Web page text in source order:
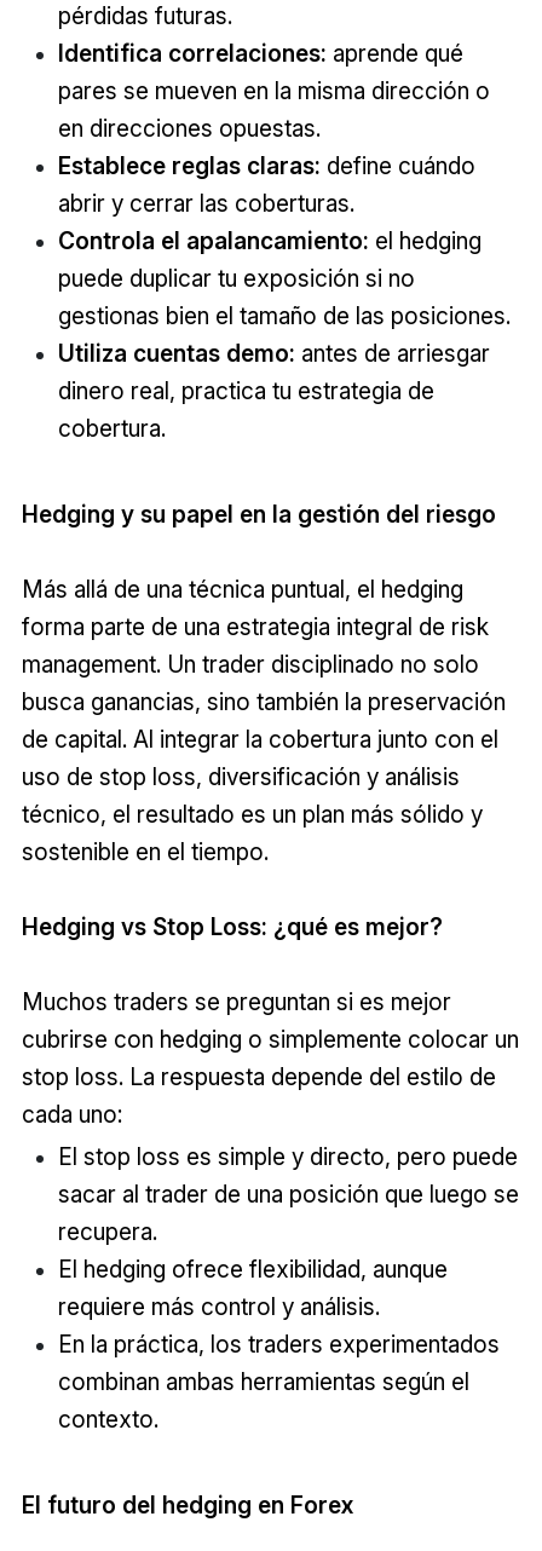
pérdidas futuras.
Identifica correlaciones: aprende qué
pares se mueven en la misma dirección o
en direcciones opuestas.
Establece reglas claras: define cuándo
abrir y cerrar las coberturas.
Controla el apalancamiento: el hedging
puede duplicar tu exposición si no
gestionas bien el tamaño de las posiciones.
Utiliza cuentas demo: antes de arriesgar
dinero real, practica tu estrategia de
cobertura.
Hedging y su papel en la gestión del riesgo
Más allá de una técnica puntual, el hedging
forma parte de una estrategia integral de risk
management. Un trader disciplinado no solo
busca ganancias, sino también la preservación
de capital. Al integrar la cobertura junto con el
uso de stop loss, diversificación y análisis
técnico, el resultado es un plan más sólido y
sostenible en el tiempo.
Hedging vs Stop Loss: ¿qué es mejor?
Muchos traders se preguntan si es mejor
cubrirse con hedging o simplemente colocar un
stop loss. La respuesta depende del estilo de
cada uno:
El stop loss es simple y directo, pero puede
sacar al trader de una posición que luego se
recupera.
El hedging ofrece flexibilidad, aunque
requiere más control y análisis.
En la práctica, los traders experimentados
combinan ambas herramientas según el
contexto.
El futuro del hedging en Forex